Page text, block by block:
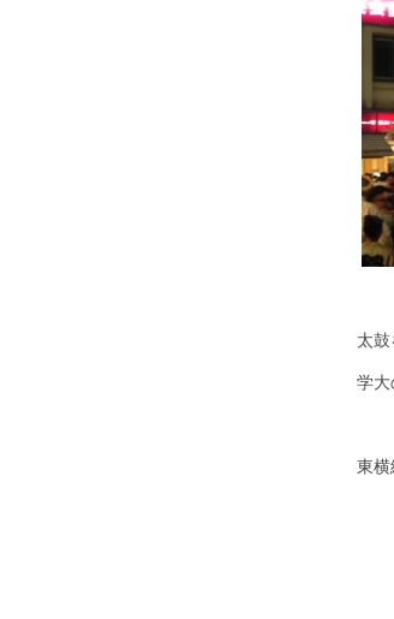
太
学大
東